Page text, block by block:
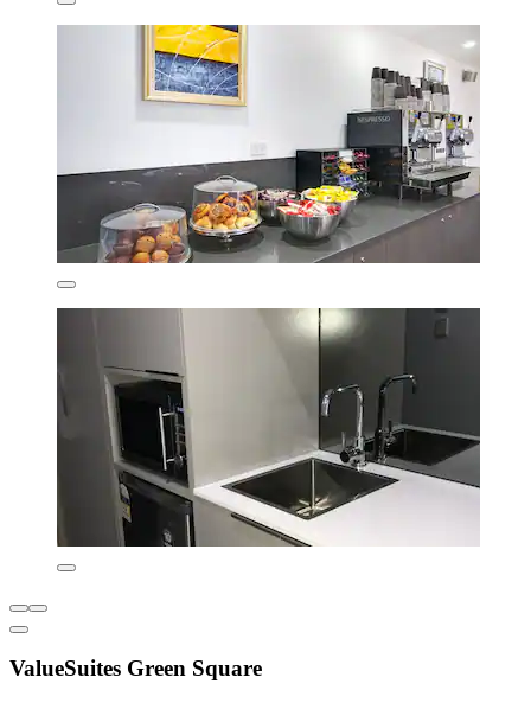
ValueSuites Green Square